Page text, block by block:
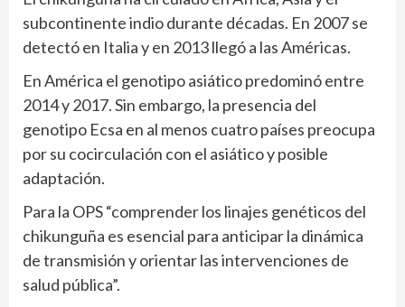
subcontinente indio durante décadas. En 2007 se
detectó en Italia y en 2013 llegó a las Américas.
En América el genotipo asiático predominó entre
2014 y 2017. Sin embargo, la presencia del
genotipo Ecsa en al menos cuatro países preocupa
por su cocirculación con el asiático y posible
adaptación.
Para la OPS “comprender los linajes genéticos del
chikunguña es esencial para anticipar la dinámica
de transmisión y orientar las intervenciones de
salud pública”.